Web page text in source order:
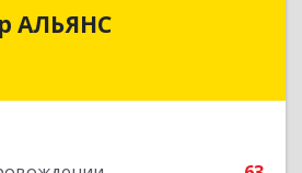
АЛЬЯНС
обл, Новоуральск г, Льва